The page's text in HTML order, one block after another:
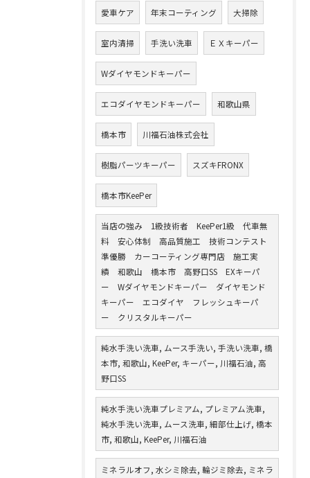
愛車ケア 年末コーティング 大掃除
室内清掃 手洗い洗車 ＥＸキーパー
Wダイヤモンドキーパー
エコダイヤモンドキーパー 和歌山県
橋本市 川福石油株式会社
樹脂パーツキーパー スズキFRONX
橋本市KeePer
当店の強み 1級技術者 KeePer1級 代車無
料 安心体制 高品質施工 技術コンテスト
準優勝 カーコーティング専門店 施工実
績 和歌山 橋本市 高野口SS EXキーパ
ー Wダイヤモンドキーパー ダイヤモンド
キーパー エコダイヤ フレッシュキーパ
ー クリスタルキーパー
純水手洗い洗車, ムース手洗い, 手洗い洗車, 橋
本市, 和歌山, KeePer, キーパー, 川福石油, 高
野口SS
純水手洗い洗車プレミアム, プレミアム洗車,
純水手洗い洗車, ムース洗車, 細部仕上げ, 橋本
市, 和歌山, KeePer, 川福石油
ミネラルオフ, 水シミ除去, 輪ジミ除去, ミネラ